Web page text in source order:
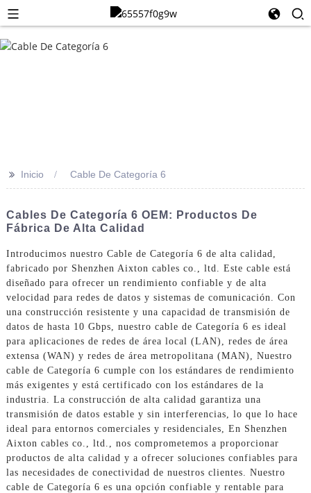
>> Inicio Cable De Categoría 6
Cables De Categoría 6 OEM: Productos De
Fábrica De Alta Calidad
Introducimos nuestro Cable de Categoría 6 de alta calidad,
fabricado por Shenzhen Aixton cables co., ltd. Este cable está
diseñado para ofrecer un rendimiento confiable y de alta
velocidad para redes de datos y sistemas de comunicación. Con
una construcción resistente y una capacidad de transmisión de
datos de hasta 10 Gbps, nuestro cable de Categoría 6 es ideal
para aplicaciones de redes de área local (LAN), redes de área
extensa (WAN) y redes de área metropolitana (MAN), Nuestro
cable de Categoría 6 cumple con los estándares de rendimiento
más exigentes y está certificado con los estándares de la
industria. La construcción de alta calidad garantiza una
transmisión de datos estable y sin interferencias, lo que lo hace
ideal para entornos comerciales y residenciales, En Shenzhen
Aixton cables co., ltd., nos comprometemos a proporcionar
productos de alta calidad y a ofrecer soluciones confiables para
las necesidades de conectividad de nuestros clientes. Nuestro
cable de Categoría 6 es una opción confiable y rentable para